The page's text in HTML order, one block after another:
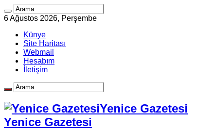
6 Ağustos 2026, Perşembe
Künye
Site Haritası
Webmail
Hesabım
İletişim
Yenice Gazetesi
Yenice Gazetesi